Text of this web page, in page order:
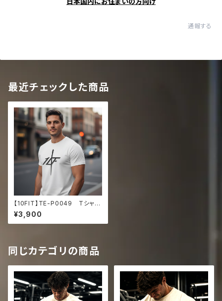
通報する
最近チェックした商品
【10FIT】TE-P0049 Tシャ
ツ メンズ トレーニング プレ
ミアム厚手Tシャツ
¥3,900
同じカテゴリの商品